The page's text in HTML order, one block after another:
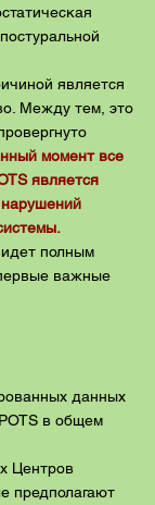
является
Между тем, это
момент все
является
полным
важные
данных
в общем
Центров
предполагают